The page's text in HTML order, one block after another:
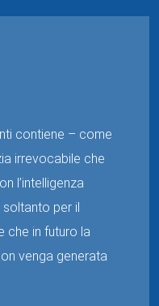
contiene – come
irrevocabile che
l’intelligenza
per il
che in futuro la
venga generata